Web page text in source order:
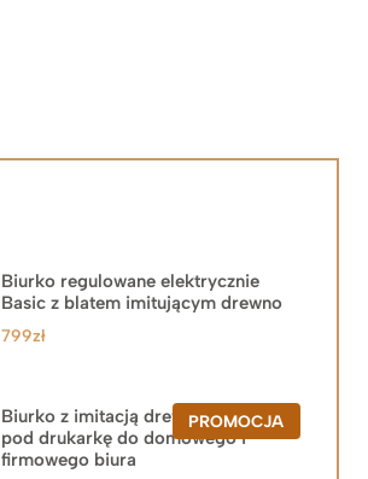
Biurko regulowane elektrycznie
Basic z blatem imitującym drewno
799zł
PROMOCJAPRODUKT
W
Biurko z imitacją drewna z szafką
pod drukarkę do domowego i
firmowego biura